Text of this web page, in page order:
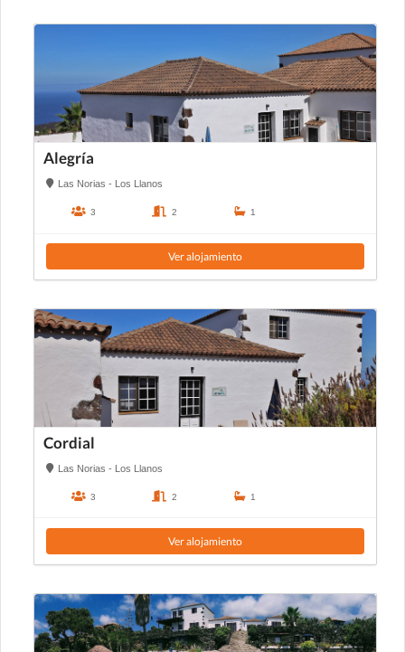
Alegría
Las Norias - Los Llanos
3 2 1
Ver alojamiento
Cordial
Las Norias - Los Llanos
3 2 1
Ver alojamiento